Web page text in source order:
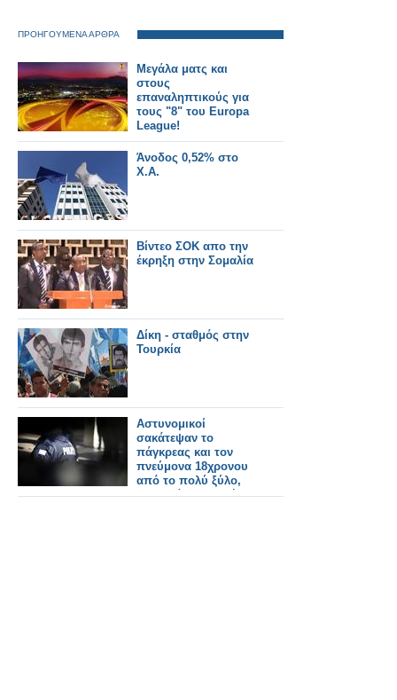
ΠΡΟΗΓΟΥΜΕΝΑ ΑΡΘΡΑ
Μεγάλα ματς και
στους
επαναληπτικούς για
τους "8" του Europa
League!
Άνοδος 0,52% στο
Χ.Α.
Βίντεο ΣΟΚ απο την
έκρηξη στην Σομαλία
Δίκη - σταθμός στην
Τουρκία
Αστυνομικοί
σακάτεψαν το
πάγκρεας και τον
πνεύμονα 18χρονου
από το πολύ ξύλο,
στο Ηράκλειο Κρήτης!